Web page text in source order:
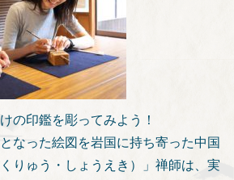
の印鑑を彫ってみよう！
なった絵図を岩国に持ち寄った中国
りゅう・しょうえき）」禅師は、実